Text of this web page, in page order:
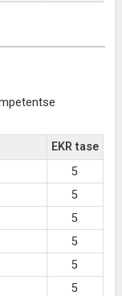
EKR tase
5
5
5
5
5
5